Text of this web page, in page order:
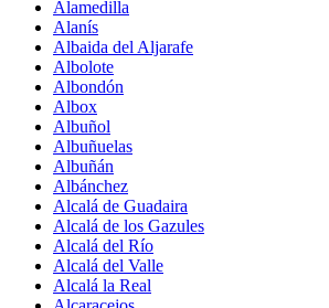
Alamedilla
Alanís
Albaida del Aljarafe
Albolote
Albondón
Albox
Albuñol
Albuñuelas
Albuñán
Albánchez
Alcalá de Guadaira
Alcalá de los Gazules
Alcalá del Río
Alcalá del Valle
Alcalá la Real